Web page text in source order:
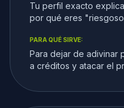
Tu perfil exacto
por qué eres
PARA QUÉ SIRVE:
Para dejar de
a créditos y atacar el